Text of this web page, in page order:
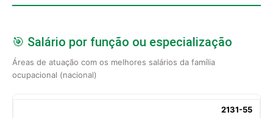
🎯 Salário por função ou especialização
Áreas de atuação com os melhores salários da família
ocupacional (nacional)
2131-55